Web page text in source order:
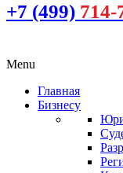
+7 (499) 714-
Menu
Главная
Бизнесу